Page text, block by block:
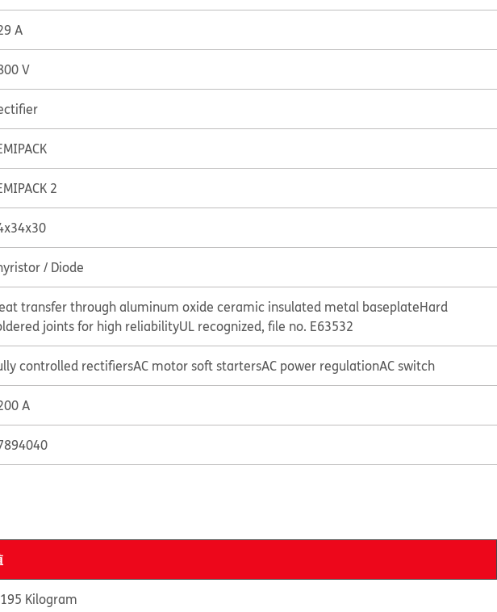
A
V
2
/ Diode
transfer through aluminum oxide ceramic insulated metal baseplateHard
joints for high reliabilityUL recognized, file no. E63532
controlled rectifiersAC motor soft startersAC power regulationAC switch
A
Kilogram